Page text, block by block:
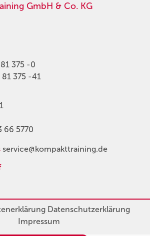
GmbH & Co. KG
375 -0
375 -41
66 5770
service@kompakttraining.de
Datenschutzerklärung
Impressum